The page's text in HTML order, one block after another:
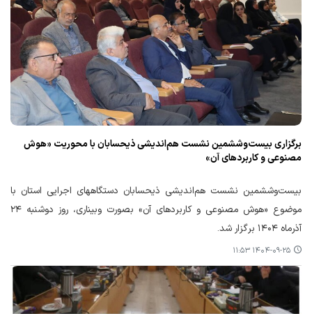
برگزاری بیست‌وششمین نشست هم‌اندیشی ذیحسابان با محوریت «هوش
مصنوعی و کاربردهای آن»
بیست‌وششمین نشست هم‌اندیشی ذیحسابان دستگاههای اجرایی استان با
موضوع «هوش مصنوعی و کاربردهای آن» بصورت وبیناری، روز دوشنبه ۲۴
آذرماه ۱۴۰۴ برگزار شد.
۱۴۰۴-۰۹-۲۵ ۱۱:۵۳